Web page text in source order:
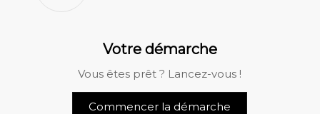
Votre démarche
Vous êtes prêt ? Lancez-vous !
Commencer la démarche